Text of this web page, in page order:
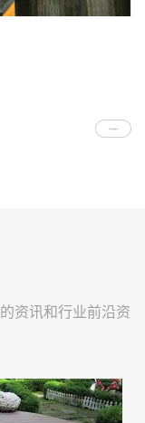
资讯和行业前沿资